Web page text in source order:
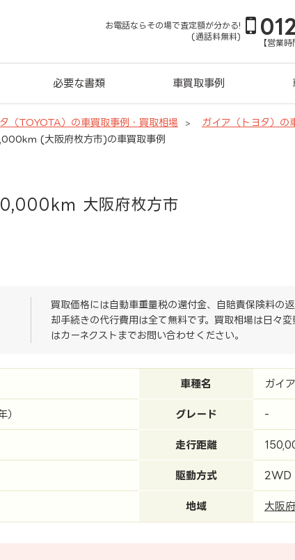
お電話ならその場で査定額が分かる!
(通話料無料)
【営業
必要な書類 車買取事例
タ（TOYOTA）の車買取事例・買取相場
ガイア（トヨタ）の
(大阪府枚方市)の車買取事例
大阪府枚方市
買取価格には自動車重量税の還付金、自賠責保険料の
却手続きの代行費用は全て無料です。買取相場は日々
はカーネクストまでお問い合わせください。
車種名 ガイア
グレード -
走行距離
駆動方式 2WD
地域 大阪府